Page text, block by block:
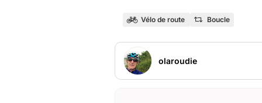
Vélo de route Boucle
olaroudie